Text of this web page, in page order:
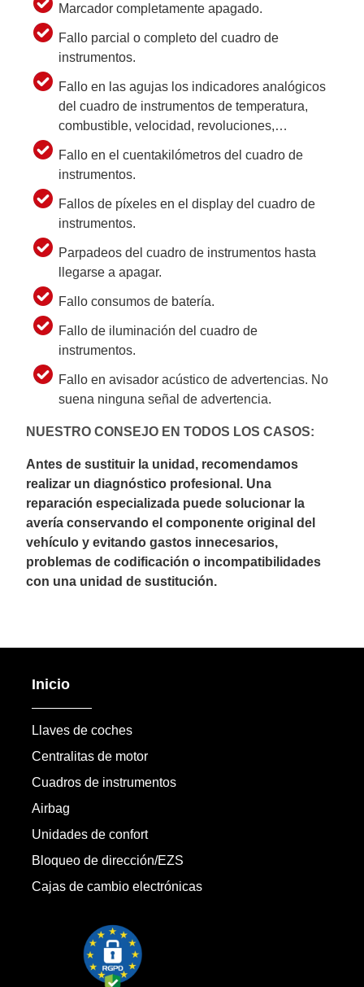
Marcador completamente apagado.
Fallo parcial o completo del cuadro de
instrumentos.
Fallo en las agujas los indicadores analógicos
del cuadro de instrumentos de temperatura,
combustible, velocidad, revoluciones,…
Fallo en el cuentakilómetros del cuadro de
instrumentos.
Fallos de píxeles en el display del cuadro de
instrumentos.
Parpadeos del cuadro de instrumentos hasta
llegarse a apagar.
Fallo consumos de batería.
Fallo de iluminación del cuadro de
instrumentos.
Fallo en avisador acústico de advertencias. No
suena ninguna señal de advertencia.
NUESTRO CONSEJO EN TODOS LOS CASOS:
Antes de sustituir la unidad, recomendamos
realizar un diagnóstico profesional. Una
reparación especializada puede solucionar la
avería conservando el componente original del
vehículo y evitando gastos innecesarios,
problemas de codificación o incompatibilidades
con una unidad de sustitución.
Inicio
Llaves de coches
Centralitas de motor
Cuadros de instrumentos
Airbag
Unidades de confort
Bloqueo de dirección/EZS
Cajas de cambio electrónicas